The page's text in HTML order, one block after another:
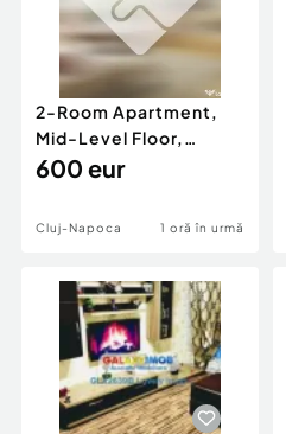
Inchiriere Bunuri si Vehicule
2-Room Apartment,
Mid-Level Floor,
Balcony, P-ta Mihai
600 eur
Cluj-Napoca 1 oră în urmă